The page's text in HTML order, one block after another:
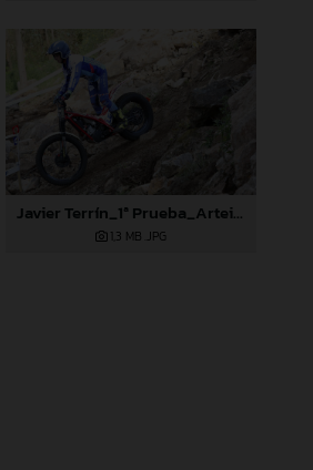
Javier Terrín_1ª Prueba_Arteixo (A Coruña)
1,3 MB .JPG